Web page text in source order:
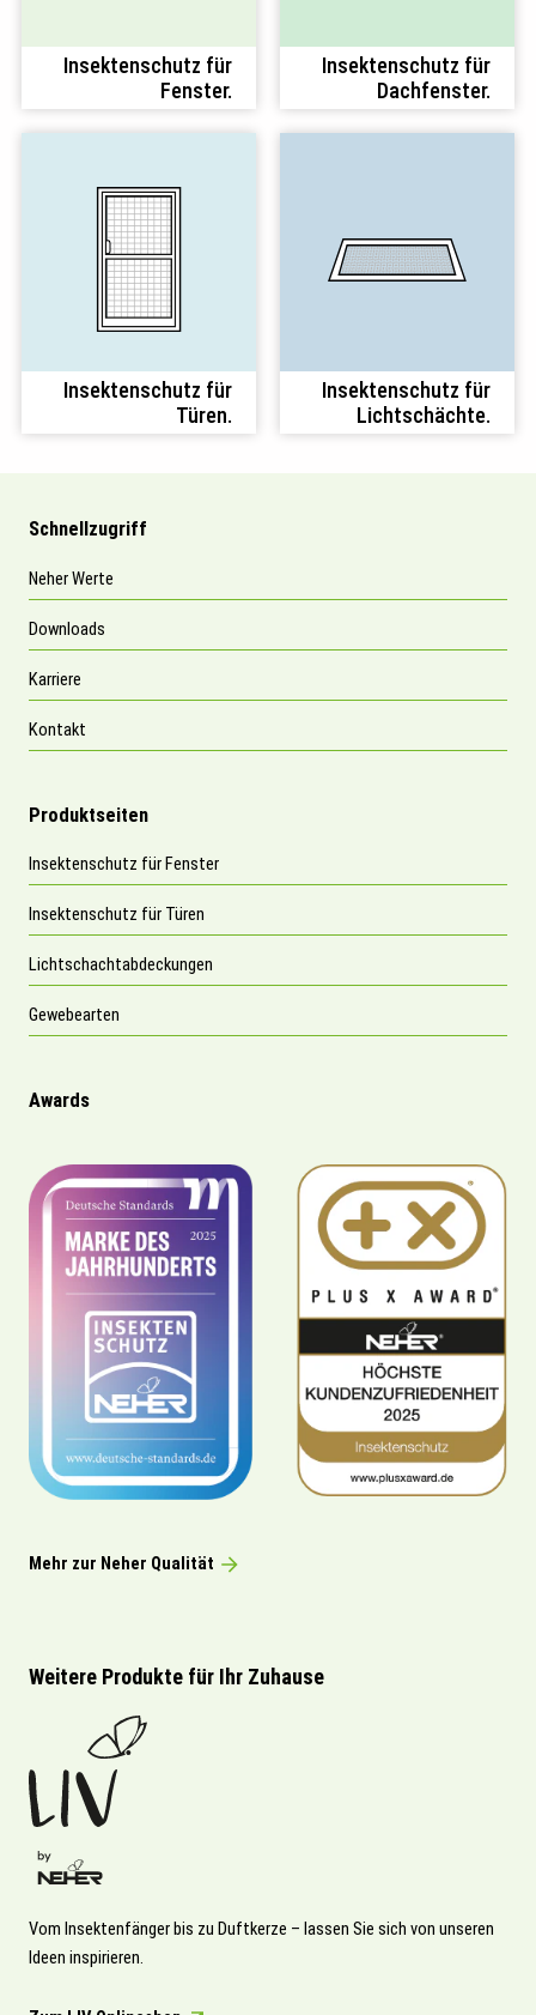
Insektenschutz für
Fenster.
Insektenschutz für
Dachfenster.
Insektenschutz für
Türen.
Insektenschutz für
Lichtschächte.
Schnellzugriff
Neher Werte
Downloads
Karriere
Kontakt
Produktseiten
Insektenschutz für Fenster
Insektenschutz für Türen
Lichtschachtabdeckungen
Gewebearten
Awards
Mehr zur Neher Qualität
Weitere Produkte für Ihr Zuhause
Vom Insektenfänger bis zu Duftkerze – lassen Sie sich von unseren
Ideen inspirieren.